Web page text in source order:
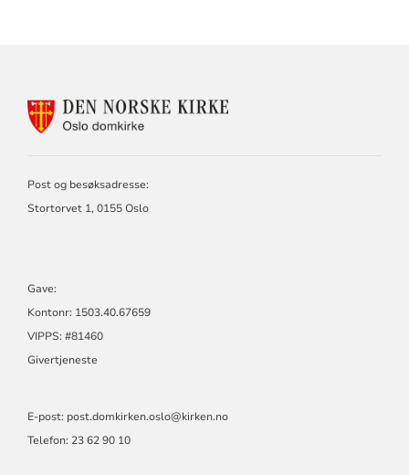
KONTAKTINFORMASJON
Post og besøksadresse:
Stortorvet 1, 0155 Oslo
Gave:
Kontonr: 1503.40.67659
VIPPS: #81460
Givertjeneste
E-post: post.domkirken.oslo@kirken.no
Telefon: 23 62 90 10